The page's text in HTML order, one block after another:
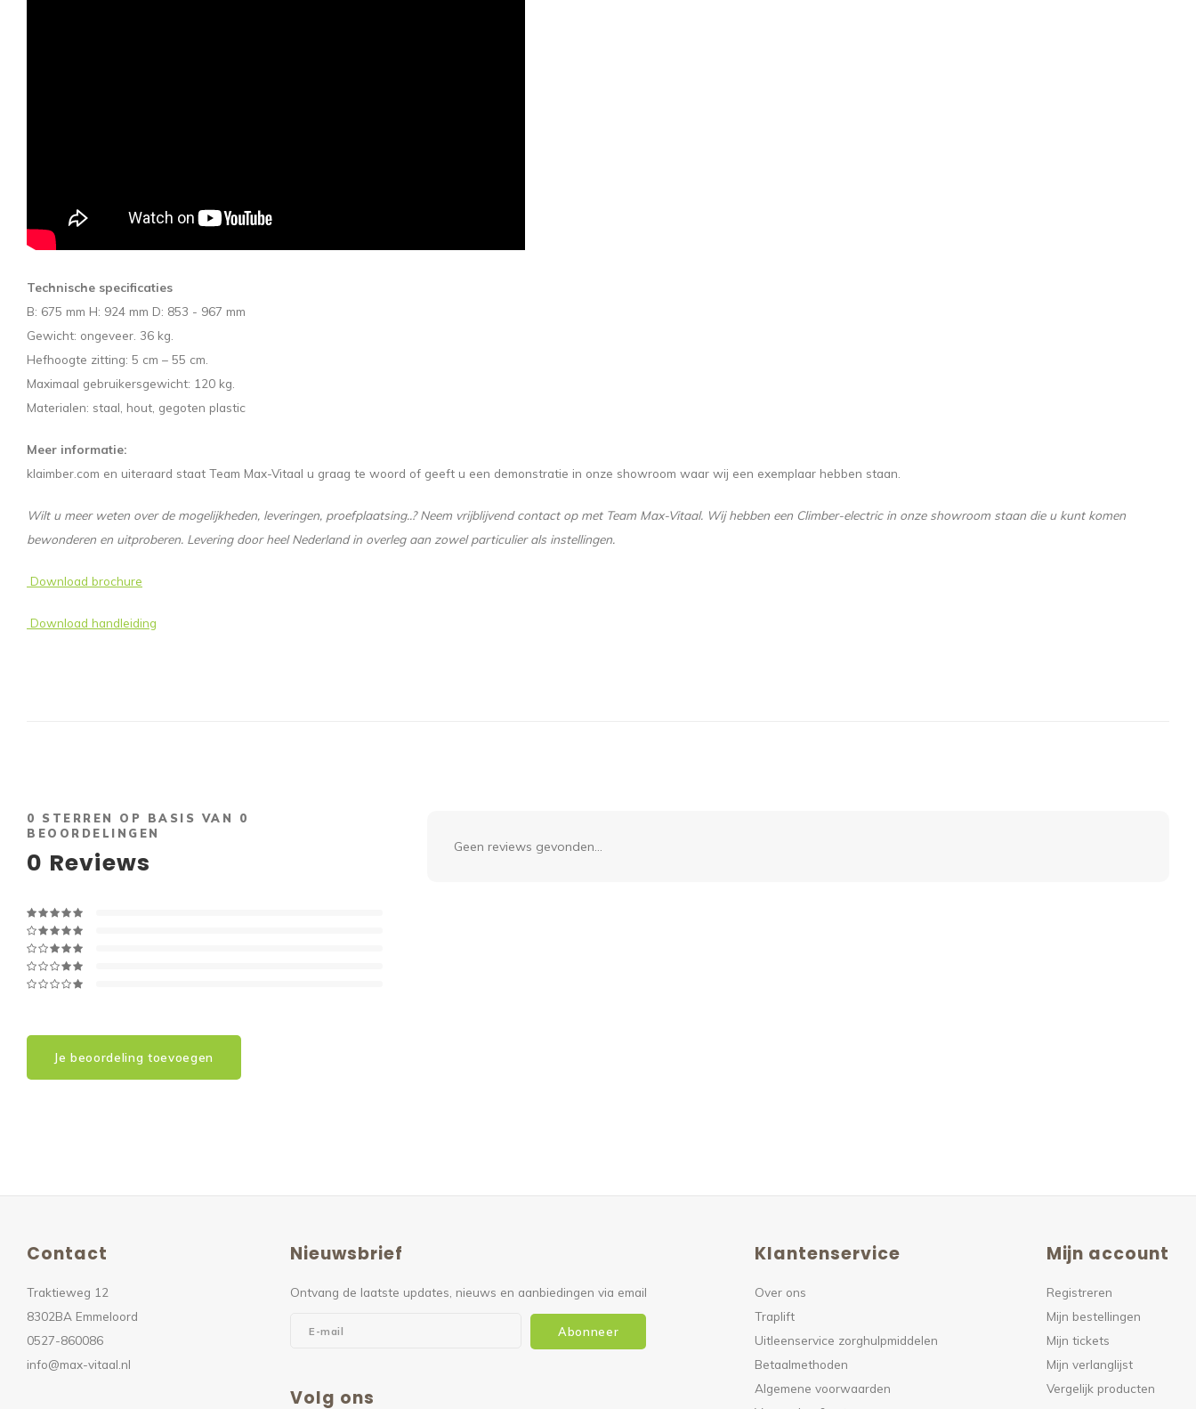
Technische specificaties
B: 675 mm H: 924 mm D: 853 - 967 mm
Gewicht: ongeveer. 36 kg.
Hefhoogte zitting: 5 cm – 55 cm.
Maximaal gebruikersgewicht: 120 kg.
Materialen: staal, hout, gegoten plastic
Meer informatie:
klaimber.com en uiteraard staat Team Max-Vitaal u graag te woord of geeft u een demonstratie in onze showroom waar wij een exemplaar hebben staan.
Wilt u meer weten over de mogelijkheden, leveringen, proefplaatsing..? Neem vrijblijvend contact op met Team Max-Vitaal. Wij hebben een Climber-electric in onze showroom staan die u kunt komen
bewonderen en uitproberen. Levering door heel Nederland in overleg aan zowel particulier als instellingen.
Download brochure
Download handleiding
0 STERREN OP BASIS VAN 0
BEOORDELINGEN
0 Reviews
Je beoordeling toevoegen
Geen reviews gevonden...
Contact
Traktieweg 12
8302BA Emmeloord
0527-860086
info@max-vitaal.nl
Nieuwsbrief
Ontvang de laatste updates, nieuws en aanbiedingen via email
Abonneer
Volg ons
Klantenservice
Over ons
Traplift
Uitleenservice zorghulpmiddelen
Betaalmethoden
Algemene voorwaarden
Mijn account
Registreren
Mijn bestellingen
Mijn tickets
Mijn verlanglijst
Vergelijk producten